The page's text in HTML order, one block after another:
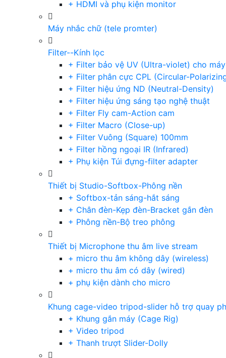
+ HDMI và phụ kiện monitor
Máy nhắc chữ (tele promter)
Filter--Kính lọc
+ Filter bảo vệ UV (Ultra-violet) cho
+ Filter phân cực CPL (Circular-
+ Filter hiệu ứng ND (Neutral-Density)
+ Filter hiệu ứng sáng tạo nghệ thuật
+ Filter Fly cam-Action cam
+ Filter Macro (Close-up)
+ Filter Vuông (Square) 100mm
+ Filter hồng ngoại IR (Infrared)
+ Phụ kiện Túi đựng-filter adapter
Thiết bị Studio-Softbox-Phông nền
+ Softbox-tản sáng-hắt sáng
+ Chân đèn-Kẹp đèn-Bracket gắn đèn
+ Phông nền-Bộ treo phông
Thiết bị Microphone thu âm live stream
+ micro thu âm không dây (wireless)
+ micro thu âm có dây (wired)
+ phụ kiện dành cho micro
Khung cage-video tripod-slider hỗ trợ quay
+ Khung gắn máy (Cage Rig)
+ Video tripod
+ Thanh trượt Slider-Dolly